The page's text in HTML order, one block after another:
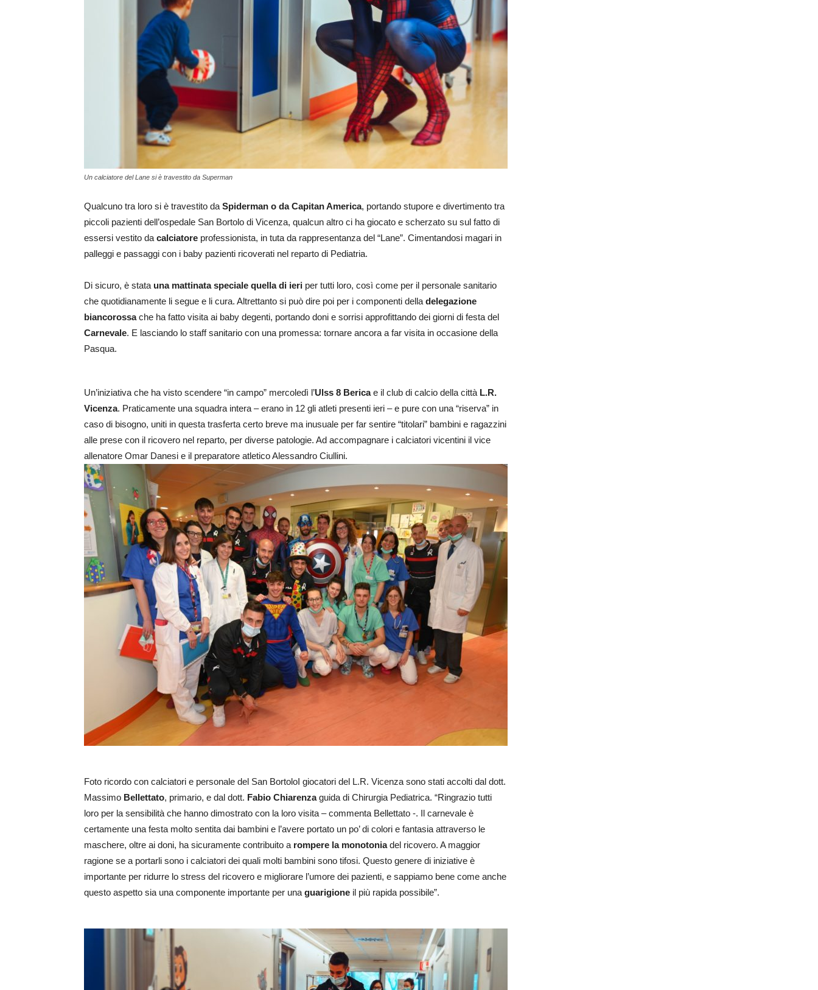
Un calciatore del Lane si è travestito da Superman
Qualcuno tra loro si è travestito da Spiderman o da Capitan America, portando stupore e divertimento tra
piccoli pazienti dell’ospedale San Bortolo di Vicenza, qualcun altro ci ha giocato e scherzato su sul fatto di
essersi vestito da calciatore professionista, in tuta da rappresentanza del “Lane”. Cimentandosi magari in
palleggi e passaggi con i baby pazienti ricoverati nel reparto di Pediatria.
Di sicuro, è stata una mattinata speciale quella di ieri per tutti loro, così come per il personale sanitario
che quotidianamente li segue e li cura. Altrettanto si può dire poi per i componenti della delegazione
biancorossache ha fatto visita ai baby degenti, portando doni e sorrisi approfittando dei giorni di festa del
Carnevale. E lasciando lo staff sanitario con una promessa: tornare ancora a far visita in occasione della
Pasqua.
Un’iniziativa che ha visto scendere “in campo” mercoledì l’Ulss 8 Bericae il club di calcio della città L.R.
Vicenza. Praticamente una squadra intera – erano in 12 gli atleti presenti ieri – e pure con una “riserva” in
caso di bisogno, uniti in questa trasferta certo breve ma inusuale per far sentire “titolari” bambini e ragazzini
alle prese con il ricovero nel reparto, per diverse patologie. Ad accompagnare i calciatori vicentini il vice
allenatore Omar Danesi e il preparatore atletico Alessandro Ciullini.
Foto ricordo con calciatori e personale del San BortoloI giocatori del L.R. Vicenza sono stati accolti dal dott.
Massimo Bellettato, primario, e dal dott. Fabio Chiarenzaguida di Chirurgia Pediatrica. “Ringrazio tutti
loro per la sensibilità che hanno dimostrato con la loro visita – commenta Bellettato -. Il carnevale è
certamente una festa molto sentita dai bambini e l’avere portato un po’ di colori e fantasia attraverso le
maschere, oltre ai doni, ha sicuramente contribuito a rompere la monotoniadel ricovero. A maggior
ragione se a portarli sono i calciatori dei quali molti bambini sono tifosi. Questo genere di iniziative è
importante per ridurre lo stress del ricovero e migliorare l’umore dei pazienti, e sappiamo bene come anche
questo aspetto sia una componente importante per una guarigione il più rapida possibile”.